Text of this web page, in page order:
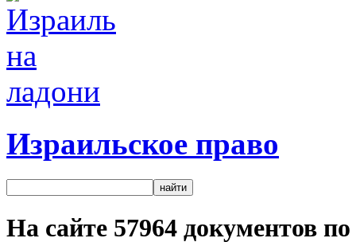
Израильское право
На сайте 57964 документов